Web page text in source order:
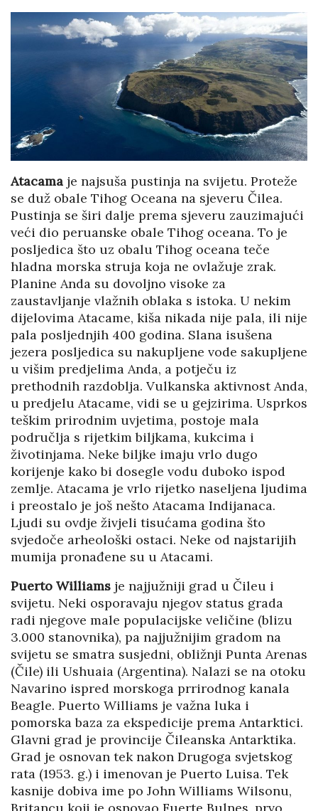
Atacama je najsuša pustinja na svijetu. Proteže
se duž obale Tihog Oceana na sjeveru Čilea.
Pustinja se širi dalje prema sjeveru zauzimajući
veći dio peruanske obale Tihog oceana. To je
posljedica što uz obalu Tihog oceana teče
hladna morska struja koja ne ovlažuje zrak.
Planine Anda su dovoljno visoke za
zaustavljanje vlažnih oblaka s istoka. U nekim
dijelovima Atacame, kiša nikada nije pala, ili nije
pala posljednjih 400 godina. Slana isušena
jezera posljedica su nakupljene vode sakupljene
u višim predjelima Anda, a potječu iz
prethodnih razdoblja. Vulkanska aktivnost Anda,
u predjelu Atacame, vidi se u gejzirima. Usprkos
teškim prirodnim uvjetima, postoje mala
područlja s rijetkim biljkama, kukcima i
životinjama. Neke biljke imaju vrlo dugo
korijenje kako bi dosegle vodu duboko ispod
zemlje. Atacama je vrlo rijetko naseljena ljudima
i preostalo je još nešto Atacama Indijanaca.
Ljudi su ovdje živjeli tisućama godina što
svjedoče arheološki ostaci. Neke od najstarijih
mumija pronađene su u Atacami.
Puerto Williams je najjužniji grad u Čileu i
svijetu. Neki osporavaju njegov status grada
radi njegove male populacijske veličine (blizu
3.000 stanovnika), pa najjužnijim gradom na
svijetu se smatra susjedni, obližnji Punta Arenas
(Čile) ili Ushuaia (Argentina). Nalazi se na otoku
Navarino ispred morskoga prrirodnog kanala
Beagle. Puerto Williams je važna luka i
pomorska baza za ekspedicije prema Antarktici.
Glavni grad je provincije Čileanska Antarktika.
Grad je osnovan tek nakon Drugoga svjetskog
rata (1953. g.) i imenovan je Puerto Luisa. Tek
kasnije dobiva ime po John Williams Wilsonu,